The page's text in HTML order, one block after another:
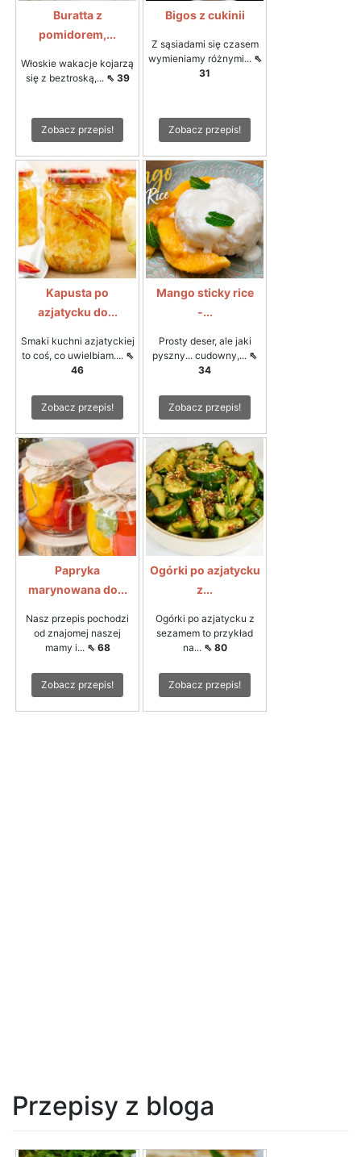
Buratta z
pomidorem,...
Włoskie wakacje kojarzą
się z beztroską,... ⇖ 39
Zobacz przepis!
Bigos z cukinii
Z sąsiadami się czasem
wymieniamy różnymi... ⇖
31
Zobacz przepis!
Kapusta po
azjatycku do...
Smaki kuchni azjatyckiej
to coś, co uwielbiam.... ⇖
46
Zobacz przepis!
Mango sticky rice
-...
Prosty deser, ale jaki
pyszny... cudowny,... ⇖
34
Zobacz przepis!
Papryka
marynowana do...
Nasz przepis pochodzi
od znajomej naszej
mamy i... ⇖ 68
Zobacz przepis!
Ogórki po azjatycku
z...
Ogórki po azjatycku z
sezamem to przykład
na... ⇖ 80
Zobacz przepis!
Przepisy z bloga